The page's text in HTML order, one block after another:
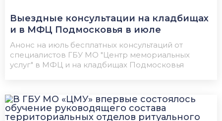
Выездные консультации на кладбищах
и в МФЦ Подмосковья в июле
Анонс на июль бесплатных консультаций от
специалистов ГБУ МО "Центр мемориальных
услуг" в МФЦ и на кладбищах Подмосковья